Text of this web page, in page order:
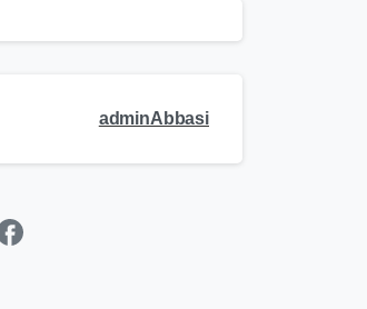
adminAbbasi